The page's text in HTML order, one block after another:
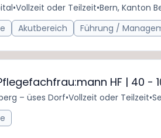
•Vollzeit oder Teilzeit•Bern, Kanton
Akutbereich Führung /
HF | 40 -
– üses Dorf•Vollzeit oder Teilzeit•